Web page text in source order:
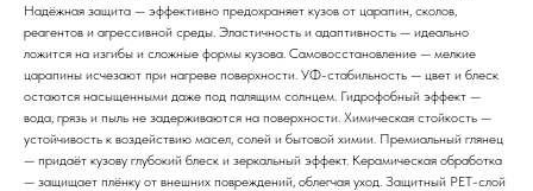
Надёжная защита — эффективно предохраняет кузов от царапин, сколов,
реагентов и агрессивной среды. Эластичность и адаптивность — идеально
ложится на изгибы и сложные формы кузова. Самовосстановление — мелкие
царапины исчезают при нагреве поверхности. УФ-стабильность — цвет и блеск
остаются насыщенными даже под палящим солнцем. Гидрофобный эффект —
вода, грязь и пыль не задерживаются на поверхности. Химическая стойкость —
устойчивость к воздействию масел, солей и бытовой химии. Премиальный глянец
— придаёт кузову глубокий блеск и зеркальный эффект. Керамическая обработка
— защищает плёнку от внешних повреждений, облегчая уход. Защитный PET-слой